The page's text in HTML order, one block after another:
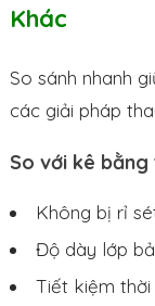
Khác
So sánh nhanh
các giải pháp
So với kê
Không bị rỉ
Độ dày lớp
Tiết kiệm thời